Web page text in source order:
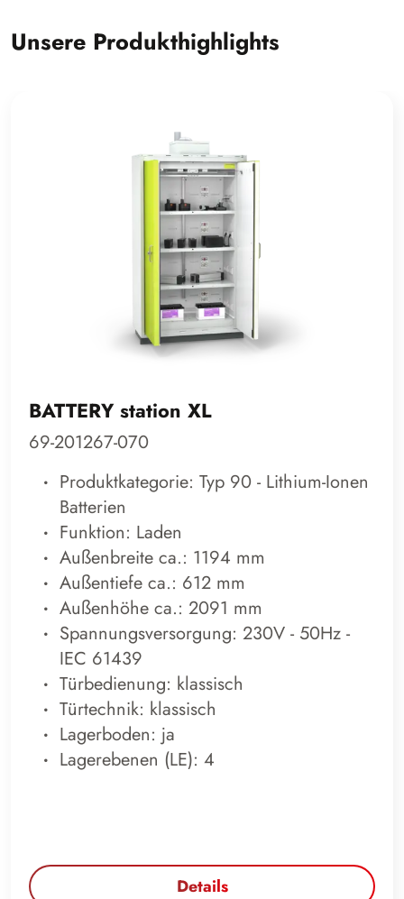
Unsere Produkthighlights
BATTERY station XL
69-201267-070
Produktkategorie: Typ 90 - Lithium-Ionen
Batterien
Funktion: Laden
Außenbreite ca.: 1194 mm
Außentiefe ca.: 612 mm
Außenhöhe ca.: 2091 mm
Spannungsversorgung: 230V - 50Hz -
IEC 61439
Türbedienung: klassisch
Türtechnik: klassisch
Lagerboden: ja
Lagerebenen (LE): 4
Details